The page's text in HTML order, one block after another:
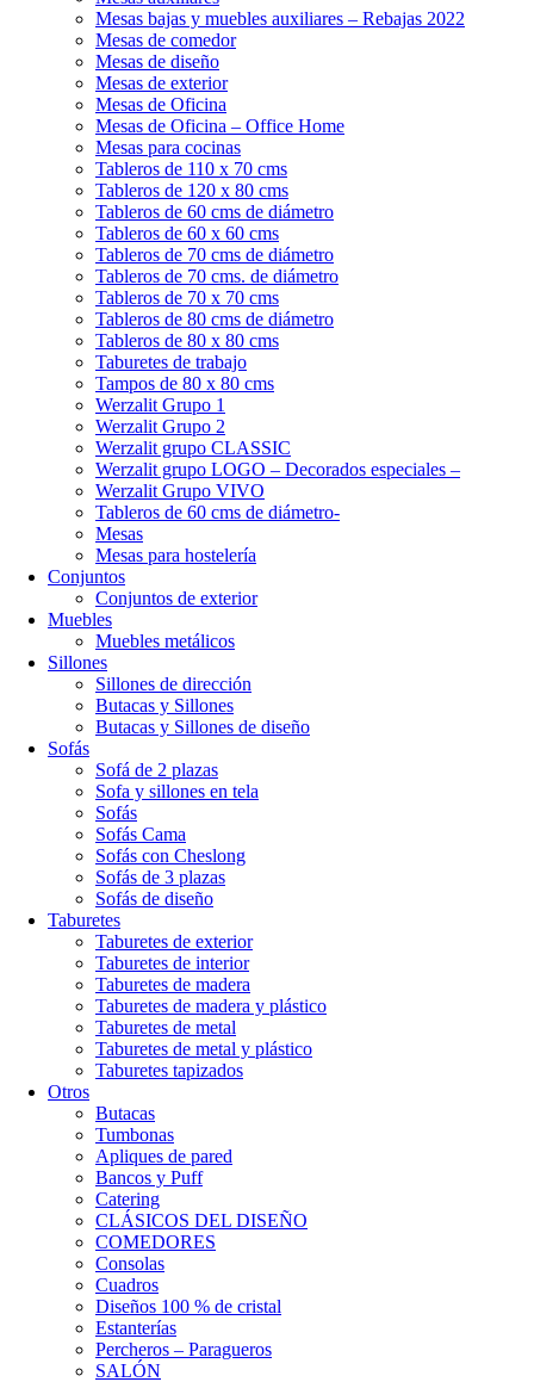
Mesas bajas y muebles auxiliares – Rebajas 2022
Mesas de comedor
Mesas de diseño
Mesas de exterior
Mesas de Oficina
Mesas de Oficina – Office Home
Mesas para cocinas
Tableros de 110 x 70 cms
Tableros de 120 x 80 cms
Tableros de 60 cms de diámetro
Tableros de 60 x 60 cms
Tableros de 70 cms de diámetro
Tableros de 70 cms. de diámetro
Tableros de 70 x 70 cms
Tableros de 80 cms de diámetro
Tableros de 80 x 80 cms
Taburetes de trabajo
Tampos de 80 x 80 cms
Werzalit Grupo 1
Werzalit Grupo 2
Werzalit grupo CLASSIC
Werzalit grupo LOGO – Decorados especiales –
Werzalit Grupo VIVO
Tableros de 60 cms de diámetro-
Mesas
Mesas para hostelería
Conjuntos
Conjuntos de exterior
Muebles
Muebles metálicos
Sillones
Sillones de dirección
Butacas y Sillones
Butacas y Sillones de diseño
Sofás
Sofá de 2 plazas
Sofa y sillones en tela
Sofás
Sofás Cama
Sofás con Cheslong
Sofás de 3 plazas
Sofás de diseño
Taburetes
Taburetes de exterior
Taburetes de interior
Taburetes de madera
Taburetes de madera y plástico
Taburetes de metal
Taburetes de metal y plástico
Taburetes tapizados
Otros
Butacas
Tumbonas
Apliques de pared
Bancos y Puff
Catering
CLÁSICOS DEL DISEÑO
COMEDORES
Consolas
Cuadros
Diseños 100 % de cristal
Estanterías
Percheros – Paragueros
SALÓN